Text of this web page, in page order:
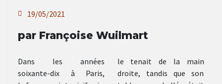
19/05/2021
par Françoise Wuilmart
Dans les années
soixante-dix à Paris,
le tenait de la main
droite, tandis que son